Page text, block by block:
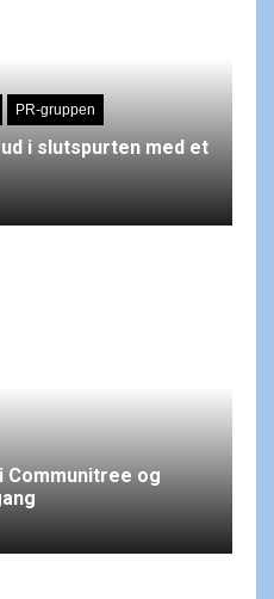
PR-gruppen
i slutspurten med et
Communitree og